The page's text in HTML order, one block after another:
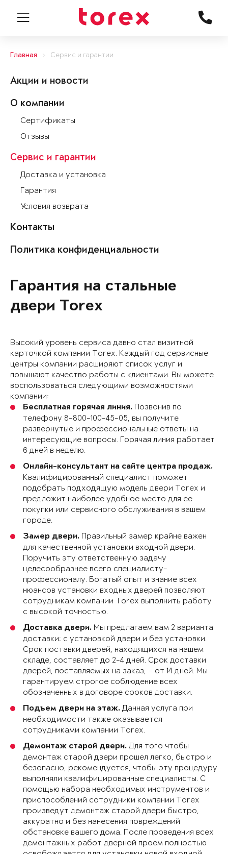
Главная Сервис и гарантии
Акции и новости
О компании
Сертификаты
Отзывы
Сервис и гарантии
Доставка и установка
Гарантия
Условия возврата
Контакты
Политика конфиденциальности
Гарантия на стальные
двери Torex
Высокий уровень сервиса давно стал визитной
карточкой компании Torex. Каждый год сервисные
центры компании расширяют список услуг и
повышают качество работы с клиентами. Вы можете
воспользоваться следующими возможностями
компании:
Бесплатная горячая линия. Позвонив по
телефону 8-800-100-45-05, вы получите
развернутые и профессиональные ответы на
интересующие вопросы. Горячая линия работает
6 дней в неделю.
Онлайн-консультант на сайте центра продаж.
Квалифицированный специалист поможет
подобрать подходящую модель двери Torex и
предложит наиболее удобное место для ее
покупки или сервисного обслуживания в вашем
городе.
Замер двери. Правильный замер крайне важен
для качественной установки входной двери.
Поручить эту ответственную задачу
целесообразнее всего специалисту-
профессионалу. Богатый опыт и знание всех
нюансов установки входных дверей позволяют
сотрудникам компании Torex выполнить работу
с высокой точностью.
Доставка двери. Мы предлагаем вам 2 варианта
доставки: с установкой двери и без установки.
Срок поставки дверей, находящихся на нашем
складе, составляет до 2-4 дней. Срок доставки
дверей, поставляемых на заказ, – от 14 дней. Мы
гарантируем строгое соблюдение всех
обозначенных в договоре сроков доставки.
Подъем двери на этаж. Данная услуга при
необходимости также оказывается
сотрудниками компании Torex.
Демонтаж старой двери. Для того чтобы
демонтаж старой двери прошел легко, быстро и
безопасно, рекомендуется, чтобы эту процедуру
выполняли квалифицированные специалисты. С
помощью набора необходимых инструментов и
приспособлений сотрудники компании Torex
произведут демонтаж старой двери быстро,
аккуратно и без нанесения повреждений
обстановке вашего дома. После проведения всех
демонтажных работ дверной проем полностью